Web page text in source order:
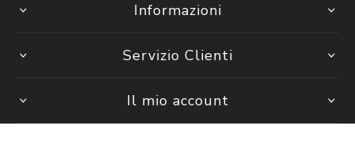
Informazioni
Servizio Clienti
Il mio account